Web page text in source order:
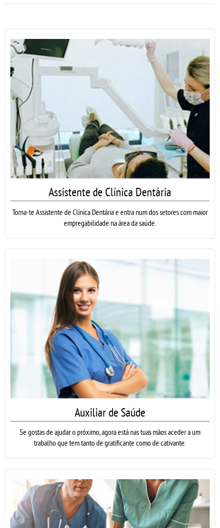
Assistente de Clínica Dentária
Torna-te Assistente de Clínica Dentária e entra num dos setores com maior
empregabilidade na área da saúde.
Auxiliar de Saúde
Se gostas de ajudar o próximo, agora está nas tuas mãos aceder a um
trabalho que tem tanto de gratificante como de cativante.